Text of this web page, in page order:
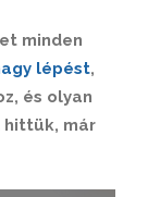
minden
lépést,
és olyan
hittük, már